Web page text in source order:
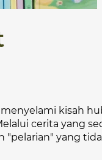
kisah
cerita yang
"pelarian" yang